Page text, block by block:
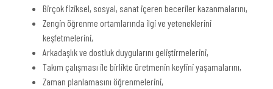
Birçok fiziksel, sosyal, sanat içeren beceriler kazanmalarını,
Zengin öğrenme ortamlarında ilgi ve yeteneklerini
keşfetmelerini,
Arkadaşlık ve dostluk duygularını geliştirmelerini,
Takım çalışması ile birlikte üretmenin keyfini yaşamalarını,
Zaman planlamasını öğrenmelerini,